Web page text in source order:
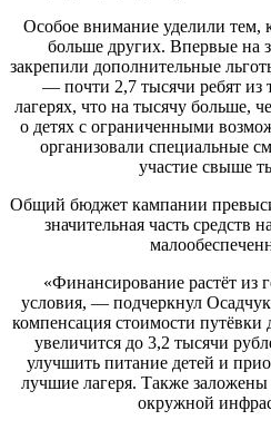
Особое внимание уделили тем,
больше других. Впервые на
закрепили дополнительные
— почти 2,7 тысячи ребят из
лагерях, что на тысячу больше,
о детях с ограниченными
организовали специальные
участие свыше
Общий бюджет кампании
значительная часть средств
«Финансирование растёт из
условия, — подчеркнул
компенсация стоимости
увеличится до 3,2 тысячи
улучшить питание детей и
лучшие лагеря. Также
окружной